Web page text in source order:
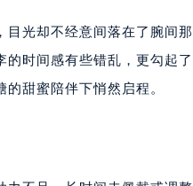
07室（需提前预约）
预约）
）
目光却不经意间落在了腕间那
时间感有些错乱，更勾起了
甜蜜陪伴下悄然启程。